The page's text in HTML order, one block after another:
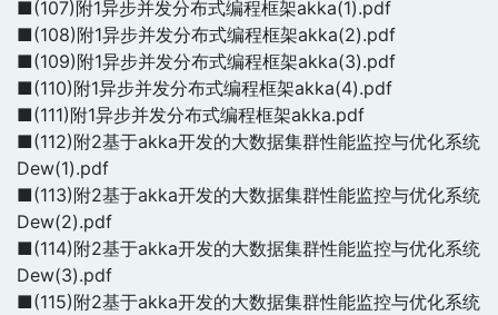
■(107)附1异步并发分布式编程框架akka(1).pdf
■(108)附1异步并发分布式编程框架akka(2).pdf
■(109)附1异步并发分布式编程框架akka(3).pdf
■(110)附1异步并发分布式编程框架akka(4).pdf
■(111)附1异步并发分布式编程框架akka.pdf
■(112)附2基于akka开发的大数据集群性能监控与优化系统
Dew(1).pdf
■(113)附2基于akka开发的大数据集群性能监控与优化系统
Dew(2).pdf
■(114)附2基于akka开发的大数据集群性能监控与优化系统
Dew(3).pdf
■(115)附2基于akka开发的大数据集群性能监控与优化系统